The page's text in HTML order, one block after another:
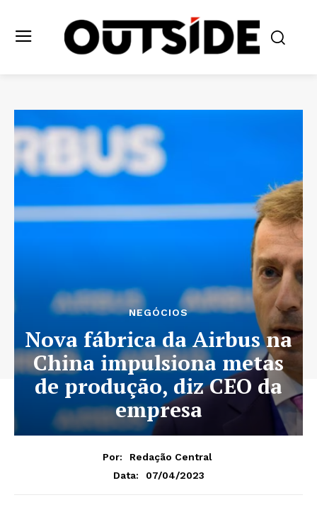
NEGÓCIOS
Nova fábrica da Airbus na
China impulsiona metas
de produção, diz CEO da
empresa
Por:
Redação Central
Data:
07/04/2023